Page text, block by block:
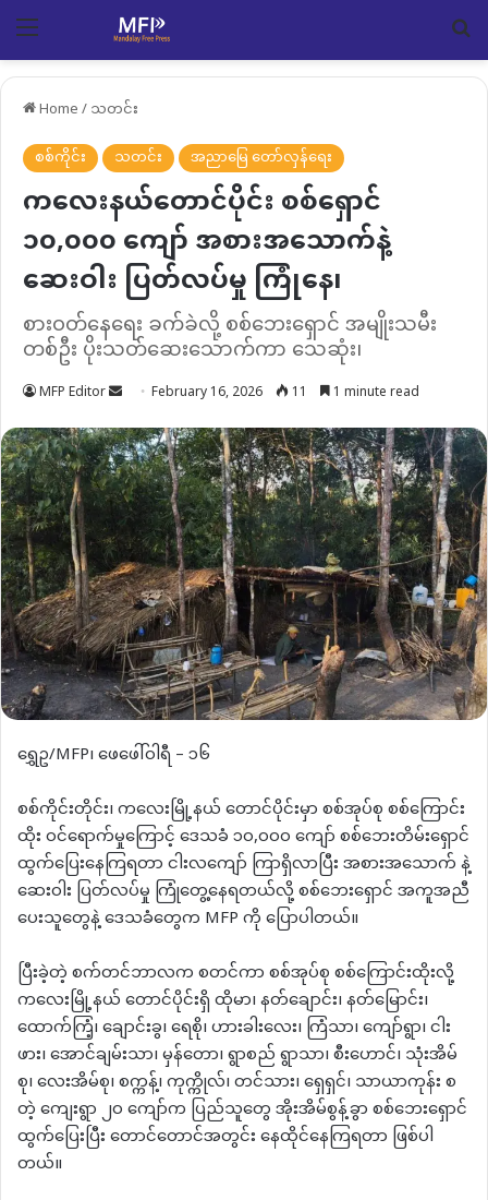
Menu
Home/သတင်း
စစ်ကိုင်း
သတင်း အညာမြေ တော်လှန်ရေး
ကလေးနယ်တောင်ပိုင်း စစ်ရှောင်‌
၁၀,၀၀၀ ကျော် အစားအသောက်နဲ့
ဆေးဝါး ပြတ်လပ်မှု ကြုံနေ၊
စားဝတ်နေရေး ခက်ခဲလို့ စစ်ဘေးရှောင် အမျိုးသမီး
တစ်ဦး ပိုးသတ်ဆေးသောက်ကာ သေဆုံး၊
MFP Editor Send
email
February 16, 2026 11 1 minute read
ရွှေဥ/MFP၊ ဖေဖေါ်ဝါရီ – ၁၆
စစ်ကိုင်းတိုင်း၊ ကလေးမြို့နယ် တောင်ပိုင်းမှာ စစ်အုပ်စု စစ်ကြောင်း
ထိုး ဝင်ရောက်မှုကြောင့် ဒေသခံ ၁၀,၀၀၀ ကျော် စစ်ဘေးတိမ်းရှောင်
ထွက်ပြေးနေကြရတာ ငါးလကျော် ကြာရှိလာပြီး အစားအသောက် နဲ့
ဆေးဝါး ပြတ်လပ်မှု ကြုံတွေ့နေရတယ်လို့ စစ်ဘေးရှောင် အကူအညီ
ပေးသူတွေနဲ့ ဒေသခံတွေက MFP ကို ပြောပါတယ်။
ပြီးခဲ့တဲ့ စက်တင်ဘာလက စတင်ကာ စစ်အုပ်စု စစ်ကြောင်းထိုးလို့
ကလေးမြို့နယ် တောင်ပိုင်းရှိ ထိုမာ၊ နတ်‌ချောင်း၊ နတ်မြောင်း၊
ထောက်ကြံ့၊ ချောင်းခွ၊ ရေစို၊ ဟားခါးလေး၊ ကြံသာ၊ ကျော်ရွာ၊ ငါး
ဖား၊ အောင်ချမ်းသာ၊ မှန်တော၊ ရွာစည် ရွာသာ၊ စီးဟောင်၊ သုံးအိမ်
စု၊ လေးအိမ်စု၊ စက္ကန့်၊ ‌ကုက္ကိုလ်၊ တင်သား၊ ရှေရှင်၊ သာယာကုန်း စ
တဲ့ ကျေးရွာ ၂၀ ကျော်က ပြည်သူတွေ အိုးအိမ်စွန့်ခွာ စစ်ဘေးရှောင်
ထွက်ပြေးပြီး တောင်တောင်အတွင်း နေထိုင်နေကြရတာ ဖြစ်ပါ
တယ်။